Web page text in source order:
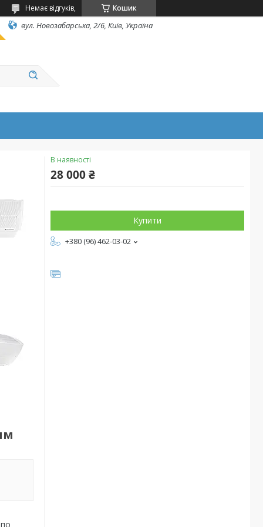
Кошик
Немає відгуків,
вул. Новозабарська, 2/6, Київ, Україна
В наявності
28 000 ₴
Купити
+380 (96) 462-03-02